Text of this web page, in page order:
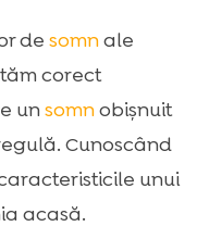
etape, durată și
pisică în funcție
ce sunt mai
indicatori de
de somnale
corect
unsomnobișnuit
Cunoscând
unui
acasă.